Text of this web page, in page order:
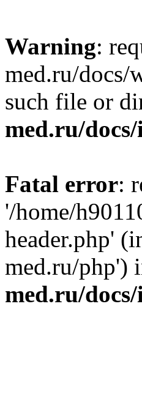
Warning:
med.ru/docs/
such file or
med.ru/
Fatal error:
'/home/
header.php'
med.ru/php')
med.ru/